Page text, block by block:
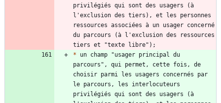
privilégiés qui sont des usagers (à
l'exclusion des tiers), et les personnes
ressources associées à un usager concerné
du parcours (à l'exclusion des ressources
* un champ "usager principal du
parcours", qui permet, cette fois, de
choisir parmi les usagers concernés par
le parcours, les interlocuteurs
privilégiés qui sont des usagers (à